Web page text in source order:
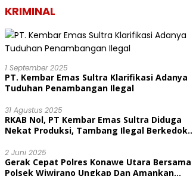
KRIMINAL
1 September 2025
PT. Kembar Emas Sultra Klarifikasi Adanya
Tuduhan Penambangan Ilegal
31 Agustus 2025
RKAB Nol, PT Kembar Emas Sultra Diduga
Nekat Produksi, Tambang Ilegal Berkedok
2 Juni 2025
Gerak Cepat Polres Konawe Utara Bersama
Polsek Wiwirano Ungkap Dan Amankan